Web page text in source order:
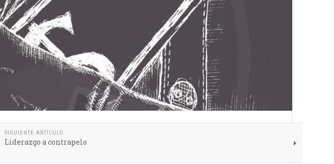
SIGUIENTE ARTÍCULO
Liderazgo a contrapelo